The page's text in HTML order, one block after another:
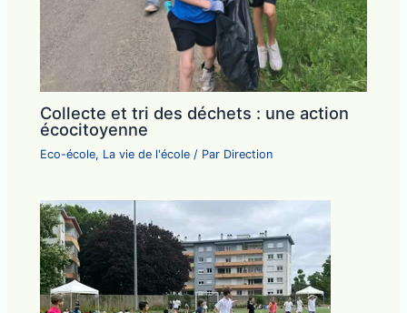
Collecte et tri des déchets : une action
écocitoyenne
Eco-école, La vie de l'école / Par Direction